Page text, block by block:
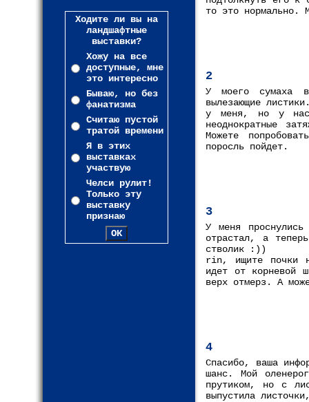
Ходите ли вы на
ландшафтные
выставки?
Хожу на все
доступные, мне
это интересно
Бываю, но без
фанатизма
Считаю пустой
тратой времени
Я в этих
выставках
участвую
Челси рулит!
Только эту
выставку
признаю
то это нормально.
2
У моего сумаха
вылезающие
у меня, но у
неоднократные
Можете
поросль пойдет.
3
У меня
отрастал, а
стволик :))
rin, ищите почки
идет от корневой
верх отмерз. А
4
Спасибо, ваша
шанс. Мой
прутиком, но с
выпустила